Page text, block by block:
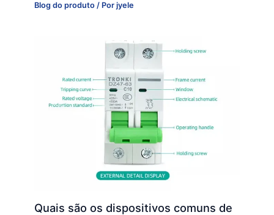
Blog do produto / Porjyele
Quais são os dispositivos comuns de